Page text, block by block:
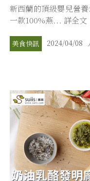
新西蘭的頂級嬰兒營
一款100%燕... 詳全文
美食快訊 2024/04/08